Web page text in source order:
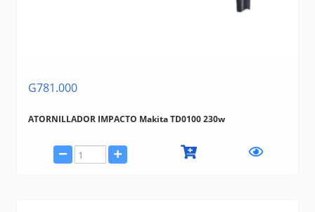
G781.000
ATORNILLADOR IMPACTO Makita TD0100 230w